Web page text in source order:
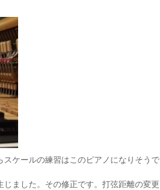
ケールの練習はこのピアノになりそうで
ました。その修正です。打弦距離の変更